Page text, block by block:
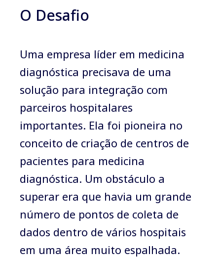
O Desafio
Uma empresa líder em medicina
diagnóstica precisava de uma
solução para integração com
parceiros hospitalares
importantes. Ela foi pioneira no
conceito de criação de centros de
pacientes para medicina
diagnóstica. Um obstáculo a
superar era que havia um grande
número de pontos de coleta de
dados dentro de vários hospitais
em uma área muito espalhada.